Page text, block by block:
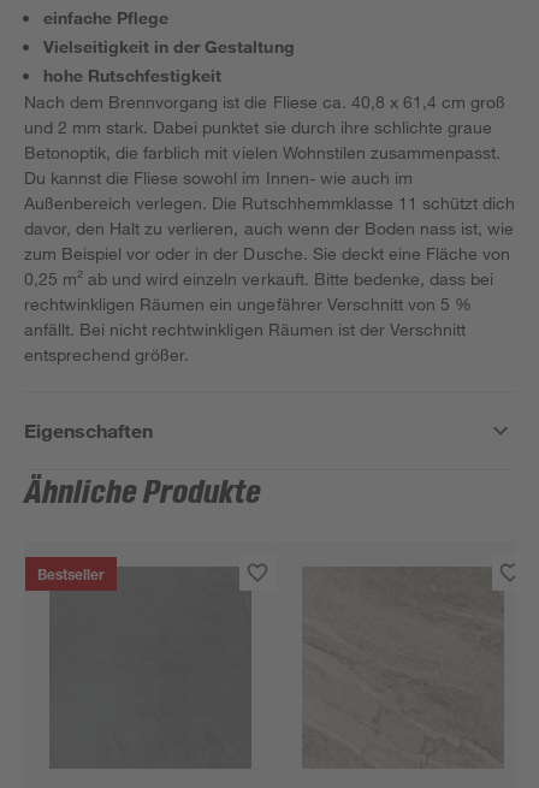
einfache Pflege
Vielseitigkeit in der Gestaltung
hohe Rutschfestigkeit
Nach dem Brennvorgang ist die Fliese ca. 40,8 x 61,4 cm groß
und 2 mm stark. Dabei punktet sie durch ihre schlichte graue
Betonoptik, die farblich mit vielen Wohnstilen zusammenpasst.
Du kannst die Fliese sowohl im Innen- wie auch im
Außenbereich verlegen. Die Rutschhemmklasse 11 schützt dich
davor, den Halt zu verlieren, auch wenn der Boden nass ist, wie
zum Beispiel vor oder in der Dusche. Sie deckt eine Fläche von
0,25 m² ab und wird einzeln verkauft. Bitte bedenke, dass bei
rechtwinkligen Räumen ein ungefährer Verschnitt von 5 %
anfällt. Bei nicht rechtwinkligen Räumen ist der Verschnitt
entsprechend größer.
Eigenschaften
Ähnliche Produkte
Bestseller